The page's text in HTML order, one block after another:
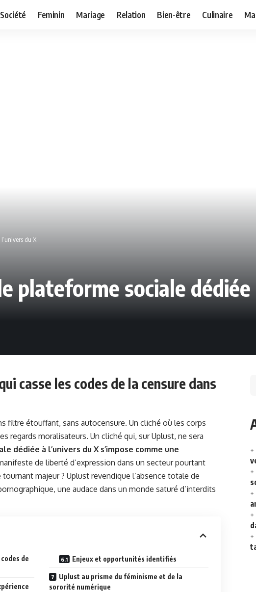
Feminin Mariage Relation Bien-être Culinaire
du X
plateforme sociale dédiée
casse les codes de la censure dans
filtre étouffant, sans autocensure. Un cliché où les corps
regards moralisateurs. Un cliché qui, sur Uplust, ne sera
dédiée à l’univers du X s’impose comme une
de liberté d’expression dans un secteur pourtant
majeur ? Uplust revendique l’absence totale de
une audace dans un monde saturé d’interdits
de
Enjeux et opportunités identifiés
Uplust au prisme du féminisme et de la
sororité numérique